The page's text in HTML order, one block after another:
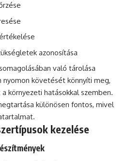
azonosítása
való tárolása
nyomon követését könnyíti meg,
környezeti hatásokkal szemben.
különösen fontos, mivel
kezelése